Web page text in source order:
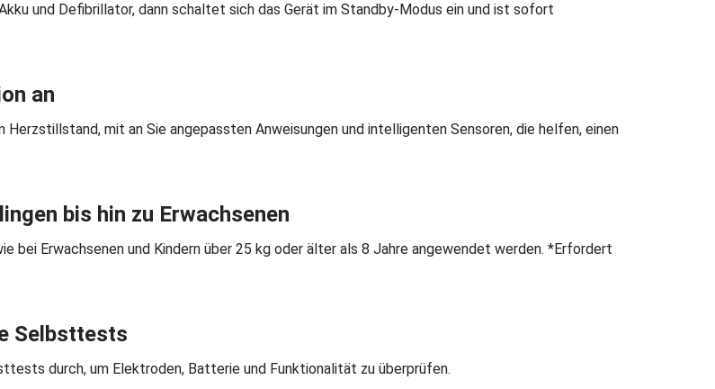
und Defibrillator, dann schaltet sich das Gerät im Standby-Modus ein und ist sofort
an
mit an Sie angepassten Anweisungen und intelligenten Sensoren, die helfen, einen
bis hin zu Erwachsenen
bei Erwachsenen und Kindern über 25 kg oder älter als 8 Jahre angewendet werden. *Erfordert
Selbsttests
durch, um Elektroden, Batterie und Funktionalität zu überprüfen.